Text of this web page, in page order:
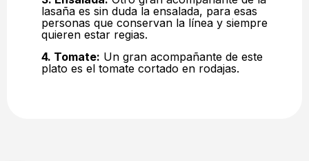
lasaña es sin duda la ensalada, para esas
personas que conservan la línea y siempre
quieren estar regias.
4. Tomate: Un gran acompañante de este
plato es el tomate cortado en rodajas.